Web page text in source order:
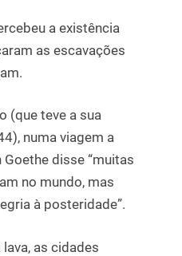
a existência
as escavações
(que teve a sua
numa viagem a
disse “muitas
no mundo, mas
à posteridade”.
as cidades